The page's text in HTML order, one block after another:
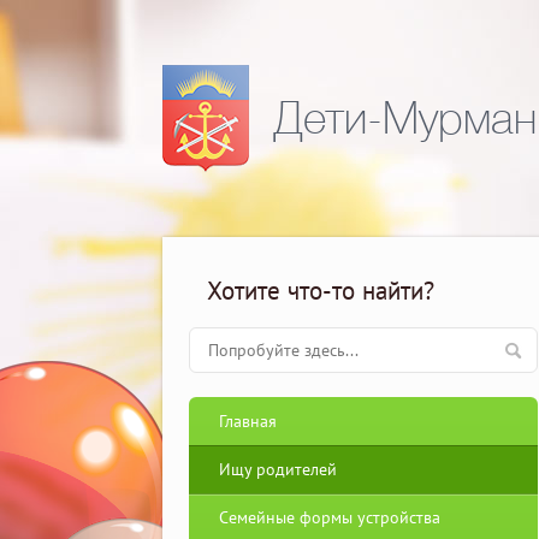
Дети-
Хотите что-то найти?
Главная
Ищу родителей
Семейные формы устройства